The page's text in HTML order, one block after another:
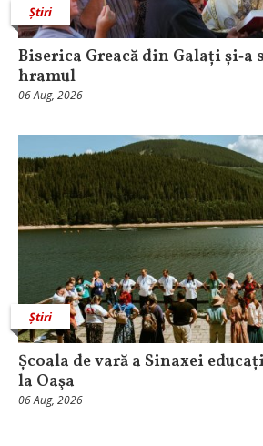
Știri
Biserica Greacă din Galați și‑a
hramul
06 Aug, 2026
Știri
Școala de vară a Sinaxei
la Oaşa
06 Aug, 2026